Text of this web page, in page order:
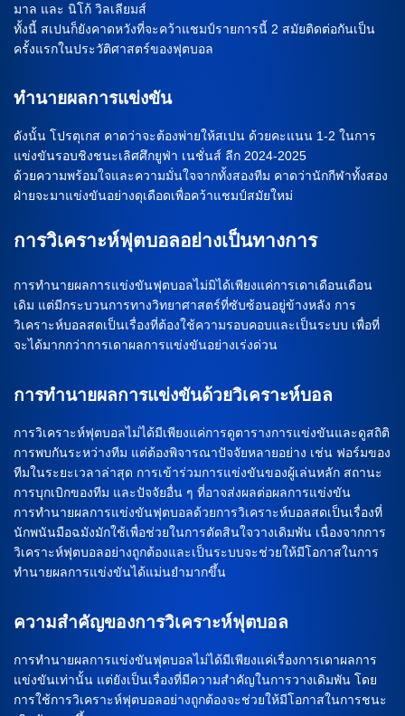
มาล และ นิโก้ วิลเลียมส์
ทั้งนี้ สเปนก็ยังคาดหวังที่จะคว้าแชมป์รายการนี้ 2 สมัยติดต่อกันเป็น
ครั้งแรกในประวัติศาสตร์ของฟุตบอล
ทำนายผลการแข่งขัน
ดังนั้น โปรตุเกส คาดว่าจะต้องพ่ายให้สเปน ด้วยคะแนน 1-2 ในการ
แข่งขันรอบชิงชนะเลิศศึกยูฟ่า เนชั่นส์ ลีก 2024-2025
ด้วยความพร้อมใจและความมั่นใจจากทั้งสองทีม คาดว่านักกีฬาทั้งสอง
ฝ่ายจะมาแข่งขันอย่างดุเดือดเพื่อคว้าแชมป์สมัยใหม่
การวิเคราะห์ฟุตบอลอย่างเป็นทางการ
การทำนายผลการแข่งขันฟุตบอลไม่มิได้เพียงแค่การเดาเดือนเดือน
เดิม แต่มีกระบวนการทางวิทยาศาสตร์ที่ซับซ้อนอยู่ข้างหลัง การ
วิเคราะห์บอลสดเป็นเรื่องที่ต้องใช้ความรอบคอบและเป็นระบบ เพื่อที่
จะได้มากกว่าการเดาผลการแข่งขันอย่างเร่งด่วน
การทำนายผลการแข่งขันด้วยวิเคราะห์บอล
การวิเคราะห์ฟุตบอลไม่ได้มีเพียงแค่การดูตารางการแข่งขันและดูสถิติ
การพบกันระหว่างทีม แต่ต้องพิจารณาปัจจัยหลายอย่าง เช่น ฟอร์มของ
ทีมในระยะเวลาล่าสุด การเข้าร่วมการแข่งขันของผู้เล่นหลัก สถานะ
การบุกเบิกของทีม และปัจจัยอื่น ๆ ที่อาจส่งผลต่อผลการแข่งขัน
การทำนายผลการแข่งขันฟุตบอลด้วยการวิเคราะห์บอลสดเป็นเรื่องที่
นักพนันมือฉมังมักใช้เพื่อช่วยในการตัดสินใจวางเดิมพัน เนื่องจากการ
วิเคราะห์ฟุตบอลอย่างถูกต้องและเป็นระบบจะช่วยให้มีโอกาสในการ
ทำนายผลการแข่งขันได้แม่นยำมากขึ้น
ความสำคัญของการวิเคราะห์ฟุตบอล
การทำนายผลการแข่งขันฟุตบอลไม่ได้มีเพียงแค่เรื่องการเดาผลการ
แข่งขันเท่านั้น แต่ยังเป็นเรื่องที่มีความสำคัญในการวางเดิมพัน โดย
การใช้การวิเคราะห์ฟุตบอลอย่างถูกต้องจะช่วยให้มีโอกาสในการชนะ